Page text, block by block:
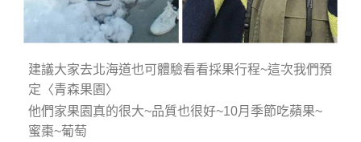
建議大家去北海道也可體驗看看採果行程~這次我們預
定〈青森果園〉
他們家果園真的很大~品質也很好~10月季節吃蘋果~
蜜棗~葡萄